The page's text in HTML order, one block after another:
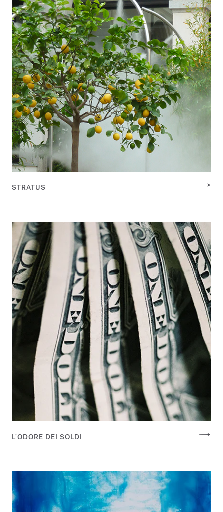
STRATUS
L'ODORE DEI SOLDI